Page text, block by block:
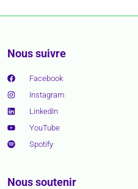
Nous suivre
Facebook
Instagram
LinkedIn
YouTube
Spotify
Nous soutenir